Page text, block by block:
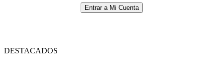
Entrar a Mi Cuenta
DESTACADOS